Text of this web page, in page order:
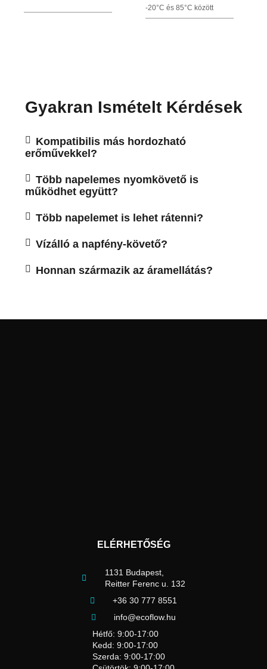
-20°C és 85°C között
Gyakran Ismételt Kérdések
Kompatibilis más hordozható
erőművekkel?
Több napelemes nyomkövető is
működhet együtt?
Több napelemet is lehet rátenni?
Vízálló a napfény-követő?
Honnan származik az áramellátás?
ELÉRHETŐSÉG
1131 Budapest,
Reitter Ferenc u. 132
+36 30 777 8551
info@ecoflow.hu
Hétfő: 9:00-17:00
Kedd: 9:00-17:00
Szerda: 9:00-17:00